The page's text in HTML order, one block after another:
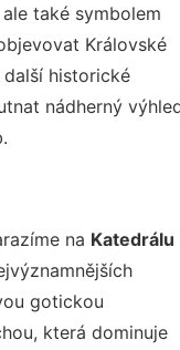
také symbolem
Královské
další historické
nádherný
na Katedrálu
gotickou
která dominuje